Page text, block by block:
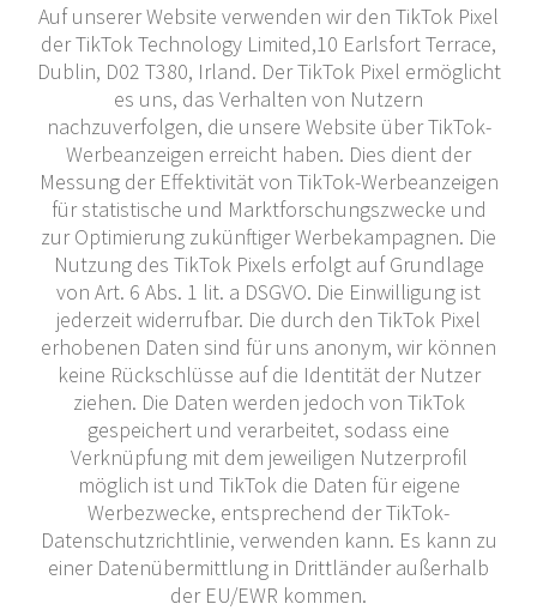
Auf unserer Website verwenden wir den TikTok Pixel
der TikTok Technology Limited,10 Earlsfort Terrace,
Dublin, D02 T380, Irland. Der TikTok Pixel ermöglicht
es uns, das Verhalten von Nutzern
nachzuverfolgen, die unsere Website über TikTok-
Werbeanzeigen erreicht haben. Dies dient der
Messung der Effektivität von TikTok-Werbeanzeigen
für statistische und Marktforschungszwecke und
zur Optimierung zukünftiger Werbekampagnen. Die
Nutzung des TikTok Pixels erfolgt auf Grundlage
von Art. 6 Abs. 1 lit. a DSGVO. Die Einwilligung ist
jederzeit widerrufbar. Die durch den TikTok Pixel
erhobenen Daten sind für uns anonym, wir können
keine Rückschlüsse auf die Identität der Nutzer
ziehen. Die Daten werden jedoch von TikTok
gespeichert und verarbeitet, sodass eine
Verknüpfung mit dem jeweiligen Nutzerprofil
möglich ist und TikTok die Daten für eigene
Werbezwecke, entsprechend der TikTok-
Datenschutzrichtlinie, verwenden kann. Es kann zu
einer Datenübermittlung in Drittländer außerhalb
der EU/EWR kommen.